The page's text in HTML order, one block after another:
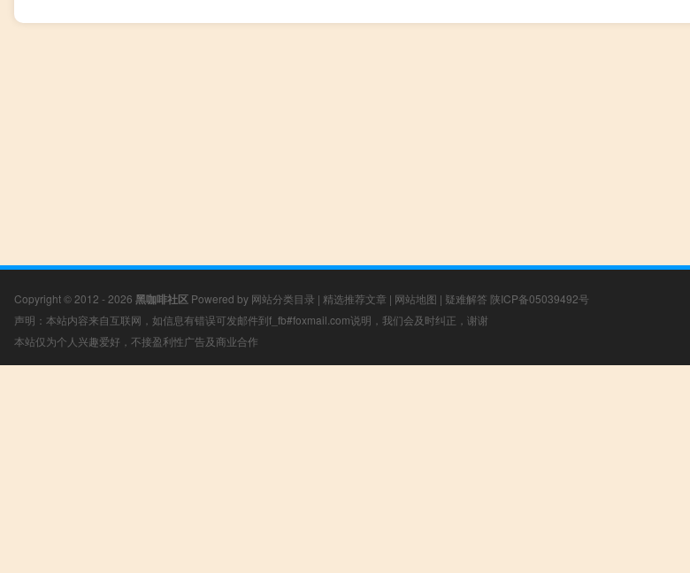
Copyright © 2012 - 2026 黑咖啡社区 Powered by 网站分类目录 | 精选推荐文章 | 网站地图 | 疑难解答 陕ICP备05039492号
声明：本站内容来自互联网，如信息有错误可发邮件到f_fb#foxmail.com说明，我们会及时纠正，谢谢
本站仅为个人兴趣爱好，不接盈利性广告及商业合作